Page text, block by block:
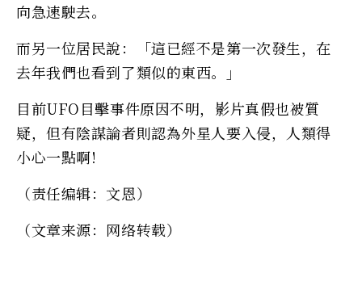
向急速駛去。
而另一位居民說：「這已經不是第一次發生，在
去年我們也看到了類似的東西。」
目前UFO目擊事件原因不明，影片真假也被質
疑，但有陰謀論者則認為外星人要入侵，人類得
小心一點啊!
（责任编辑：文恩）
（文章来源：网络转载）